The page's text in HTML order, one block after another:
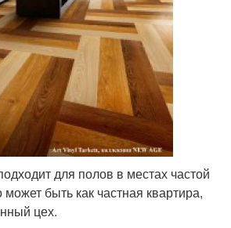
для полов в местах частой
быть как частная квартира,
цех.